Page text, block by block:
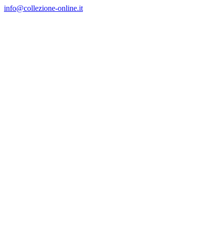
Salta
info@collezione-online.it